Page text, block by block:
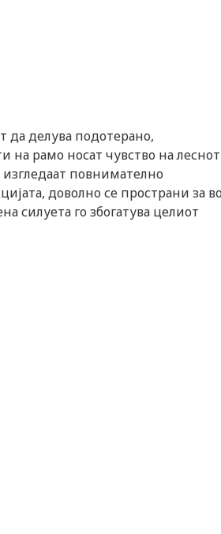
да делува подотерано,
на рамо носат чувство на
повнимателно
доволно се пространи за
силуета го збогатува целиот